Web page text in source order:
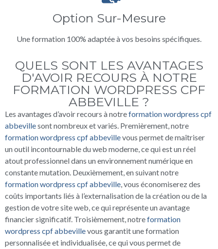
Option Sur-Mesure
Une formation 100% adaptée à vos besoins spécifiques.
QUELS SONT LES AVANTAGES
D'AVOIR RECOURS À NOTRE
FORMATION WORDPRESS CPF
ABBEVILLE ?
Les avantages d’avoir recours à notreformation wordpress cpf
abbevillesont nombreux et variés. Premièrement, notre
formation wordpress cpf abbevillevous permet de maîtriser
un outil incontournable du web moderne, ce qui est un réel
atout professionnel dans un environnement numérique en
constante mutation. Deuxièmement, en suivant notre
formation wordpress cpf abbeville, vous économiserez des
coûts importants liés à l’externalisation de la création ou de la
gestion de votre site web, ce qui représente un avantage
financier significatif. Troisièmement, notreformation
wordpress cpf abbevillevous garantit une formation
personnalisée et individualisée, ce qui vous permet de